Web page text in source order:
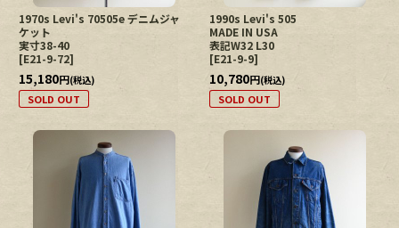
1970s Levi's 70505e デニムジャ
ケット
実寸38-40
[E21-9-72]
15,180円(税込)
SOLD OUT
1990s Levi's 505
MADE IN USA
表記W32 L30
[E21-9-9]
10,780円(税込)
SOLD OUT